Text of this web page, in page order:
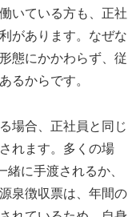
いている方も、正社
があります。なぜな
態にかかわらず、従
るからです。
場合、正社員と同じ
れます。多くの場
に手渡されるか、
泉徴収票は、年間の